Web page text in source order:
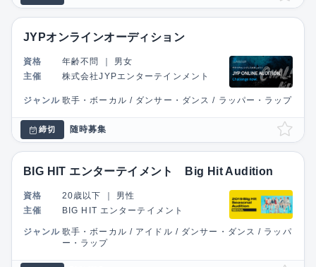
JYPオンラインオーディション
資格 年齢不問 ｜ 男女
主催
株式会社JYPエンターテインメント
ジャンル 歌手・ボーカル / ダンサー・ダンス / ラッパー・ラップ
締切 随時募集
BIG HIT エンターテイメント Big Hit Audition
資格 20歳以下 ｜ 男性
主催
BIG HIT エンターテイメント
ジャンル 歌手・ボーカル / アイドル / ダンサー・ダンス / ラッパ
ー・ラップ